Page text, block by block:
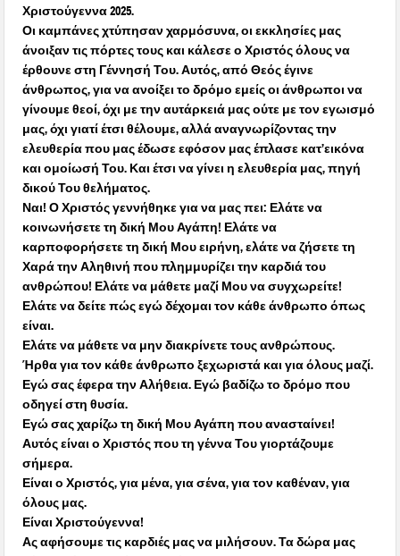
Χριστούγεννα 2025.
Οι καμπάνες χτύπησαν χαρμόσυνα, οι εκκλησίες μας
άνοιξαν τις πόρτες τους και κάλεσε ο Χριστός όλους να
έρθουνε στη Γέννησή Του. Αυτός, από Θεός έγινε
άνθρωπος, για να ανοίξει το δρόμο εμείς οι άνθρωποι να
γίνουμε θεοί, όχι με την αυτάρκειά μας ούτε με τον εγωισμό
μας, όχι γιατί έτσι θέλουμε, αλλά αναγνωρίζοντας την
ελευθερία που μας έδωσε εφόσον μας έπλασε κατ’εικόνα
και ομοίωσή Του. Και έτσι να γίνει η ελευθερία μας, πηγή
δικού Του θελήματος.
Ναι! Ο Χριστός γεννήθηκε για να μας πει: Ελάτε να
κοινωνήσετε τη δική Μου Αγάπη! Ελάτε να
καρποφορήσετε τη δική Μου ειρήνη, ελάτε να ζήσετε τη
Χαρά την Αληθινή που πλημμυρίζει την καρδιά του
ανθρώπου! Ελάτε να μάθετε μαζί Μου να συγχωρείτε!
Ελάτε να δείτε πώς εγώ δέχομαι τον κάθε άνθρωπο όπως
είναι.
Ελάτε να μάθετε να μην διακρίνετε τους ανθρώπους.
Ήρθα για τον κάθε άνθρωπο ξεχωριστά και για όλους μαζί.
Εγώ σας έφερα την Αλήθεια. Εγώ βαδίζω το δρόμο που
οδηγεί στη θυσία.
Εγώ σας χαρίζω τη δική Μου Αγάπη που ανασταίνει!
Αυτός είναι ο Χριστός που τη γέννα Του γιορτάζουμε
σήμερα.
Είναι ο Χριστός, για μένα, για σένα, για τον καθέναν, για
όλους μας.
Είναι Χριστούγεννα!
Ας αφήσουμε τις καρδιές μας να μιλήσουν. Τα δώρα μας